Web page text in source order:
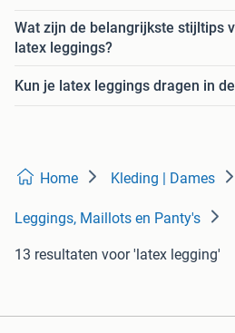
Wat zijn de belangrijkste stijltips
latex leggings?
Kun je latex leggings dragen in
Home Kleding | Dames
Leggings, Maillots en Panty's
13 resultaten voor 'latex legging'